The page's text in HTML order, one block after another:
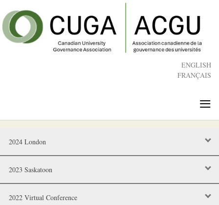
to
main
content
ENGLISH
FRANÇAIS
≡
2024 London
2023 Saskatoon
2022 Virtual Conference